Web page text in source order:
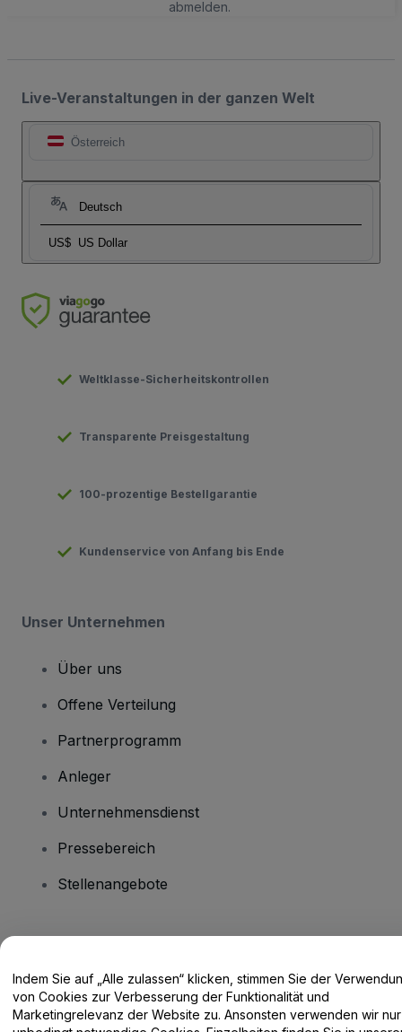
abmelden.
Live-Veranstaltungen in der ganzen Welt
Österreich
Deutsch
US$ US Dollar
Weltklasse-Sicherheitskontrollen
Transparente Preisgestaltung
100-prozentige Bestellgarantie
Kundenservice von Anfang bis Ende
Unser Unternehmen
Über uns
Offene Verteilung
Partnerprogramm
Anleger
Unternehmensdienst
Pressebereich
Stellenangebote
Hilfe-Center / Kontakt
Indem Sie auf „Alle zulassen“ klicken, stimmen Sie der
von Cookies zur Verbesserung der Funktionalität und
Marketingrelevanz der Website zu. Ansonsten verwenden wir nur